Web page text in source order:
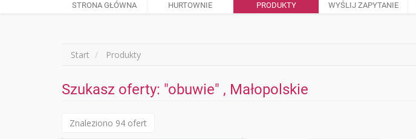
STRONA GŁÓWNA HURTOWNIE PRODUKTY WYŚLIJ ZAPYTANIE
Start Produkty
Szukasz oferty: "obuwie" , Małopolskie
Znaleziono 94 ofert